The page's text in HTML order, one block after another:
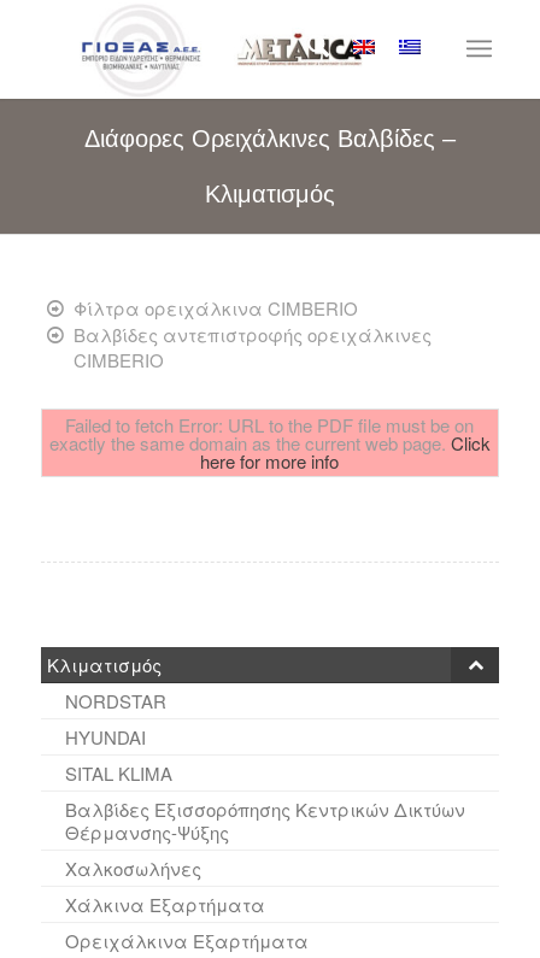
Διάφορες Ορειχάλκινες Βαλβίδες –
Κλιματισμός
Φίλτρα ορειχάλκινα CIMBERIO
Βαλβίδες αντεπιστροφής ορειχάλκινες
CIMBERIO
Failed to fetch Error: URL to the PDF file must be on
exactly the same domain as the current web page. Click
here for more info
Κλιματισμός
NORDSTAR
HYUNDAI
SITAL KLIMA
Βαλβίδες Εξισσορόπησης Κεντρικών Δικτύων
Θέρμανσης-Ψύξης
Χαλκοσωλήνες
Χάλκινα Εξαρτήματα
Ορειχάλκινα Εξαρτήματα